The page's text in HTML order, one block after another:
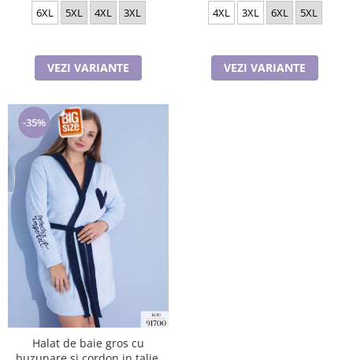
6XL 5XL 4XL 3XL
VEZI VARIANTE
4XL 3XL 6XL 5XL
VEZI VARIANTE
-35%
Halat de baie gros cu